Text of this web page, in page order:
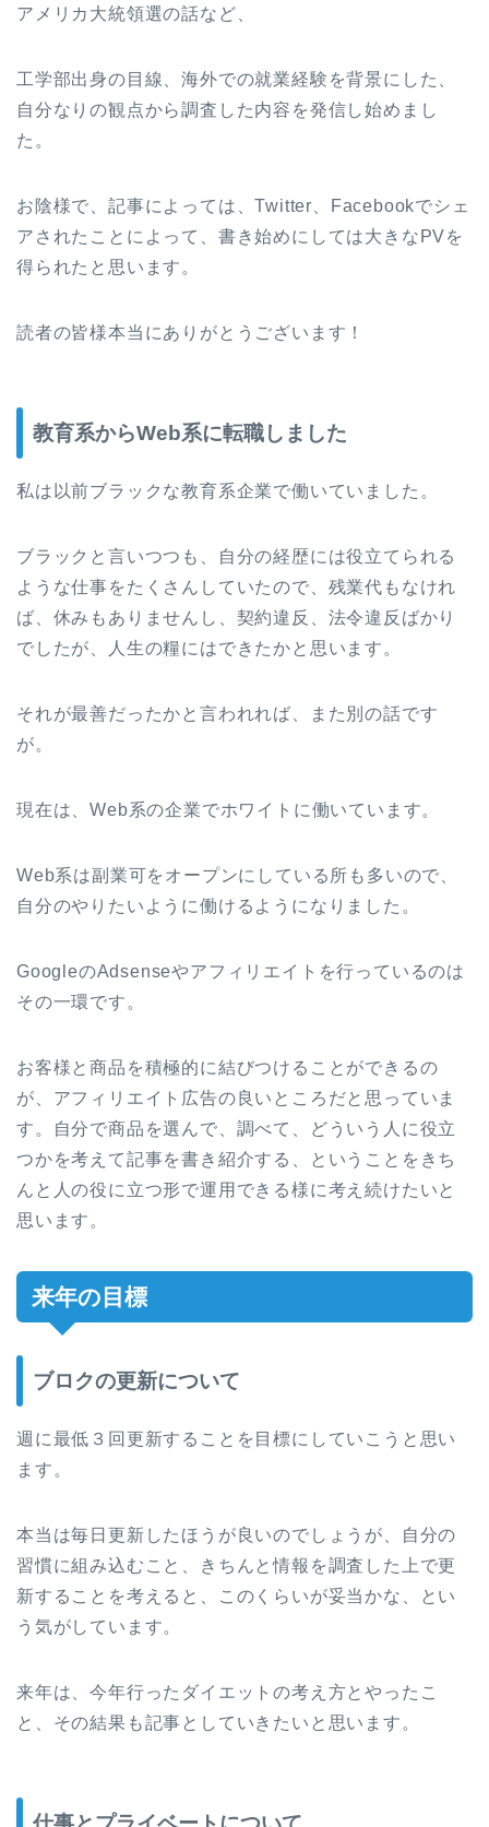
アメリカ大統領選の話など、
工学部出身の目線、海外での就業経験を背景にした、
自分なりの観点から調査した内容を発信し始めまし
た。
お陰様で、記事によっては、Twitter、Facebookでシェ
アされたことによって、書き始めにしては大きなPVを
得られたと思います。
読者の皆様本当にありがとうございます！
教育系からWeb系に転職しました
私は以前ブラックな教育系企業で働いていました。
ブラックと言いつつも、自分の経歴には役立てられる
ような仕事をたくさんしていたので、残業代もなけれ
ば、休みもありませんし、契約違反、法令違反ばかり
でしたが、人生の糧にはできたかと思います。
それが最善だったかと言われれば、また別の話です
が。
現在は、Web系の企業でホワイトに働いています。
Web系は副業可をオープンにしている所も多いので、
自分のやりたいように働けるようになりました。
GoogleのAdsenseやアフィリエイトを行っているのは
その一環です。
お客様と商品を積極的に結びつけることができるの
が、アフィリエイト広告の良いところだと思っていま
す。自分で商品を選んで、調べて、どういう人に役立
つかを考えて記事を書き紹介する、ということをきち
んと人の役に立つ形で運用できる様に考え続けたいと
思います。
来年の目標
ブロクの更新について
週に最低３回更新することを目標にしていこうと思い
ます。
本当は毎日更新したほうが良いのでしょうが、自分の
習慣に組み込むこと、きちんと情報を調査した上で更
新することを考えると、このくらいが妥当かな、とい
う気がしています。
来年は、今年行ったダイエットの考え方とやったこ
と、その結果も記事としていきたいと思います。